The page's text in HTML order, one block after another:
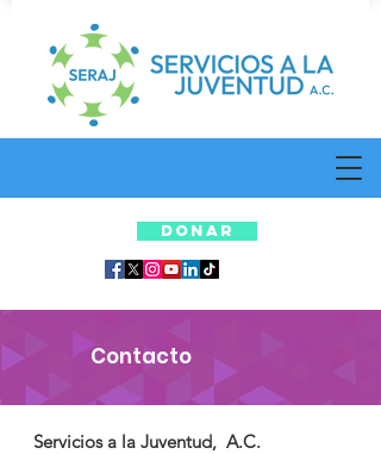
DONAR
Contacto
Servicios a la Juventud, A.C.